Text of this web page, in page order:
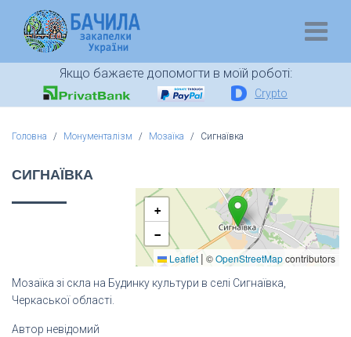
Якщо бажаєте допомогти в моїй роботі:
Crypto
Головна Монументалізм Мозаїка Сигнаївка
СИГНАЇВКА
+
−
Leaflet | ©OpenStreetMapcontributors
Мозаїка зі скла на Будинку культури в селі Сигнаївка,
Черкаської області.
Автор невідомий